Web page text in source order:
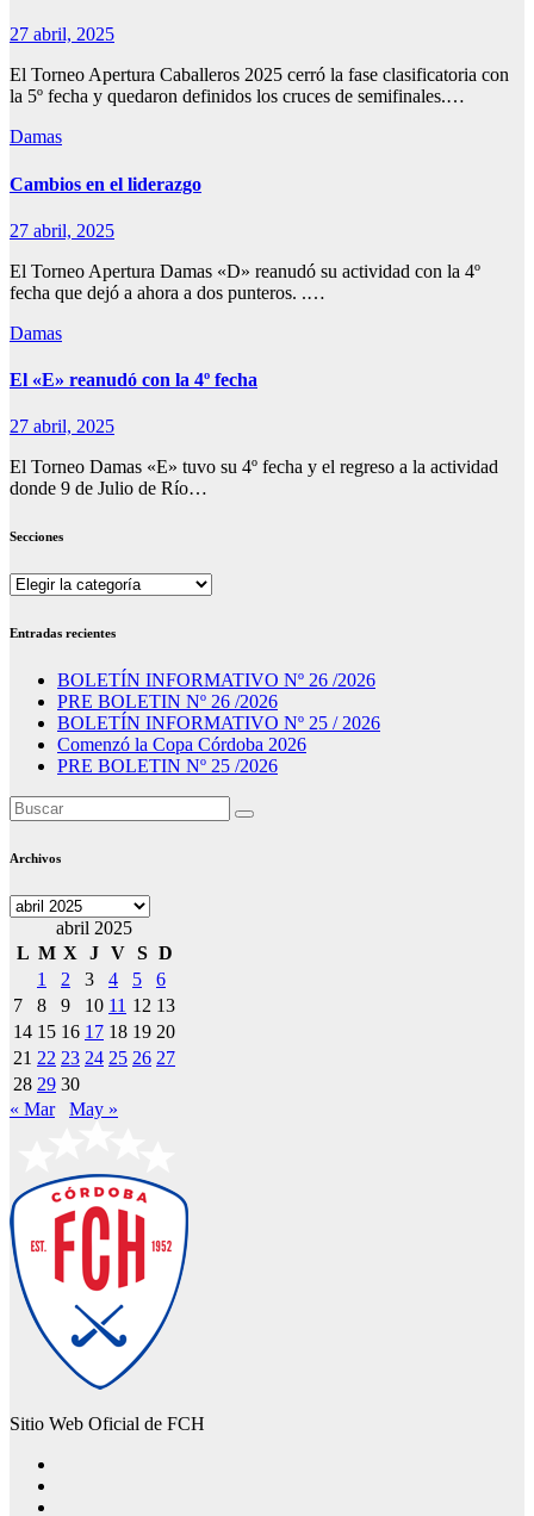
27 abril, 2025
El Torneo Apertura Caballeros 2025 cerró la fase clasificatoria con
la 5º fecha y quedaron definidos los cruces de semifinales.…
Damas
Cambios en el liderazgo
27 abril, 2025
El Torneo Apertura Damas «D» reanudó su actividad con la 4º
fecha que dejó a ahora a dos punteros. .…
Damas
El «E» reanudó con la 4º fecha
27 abril, 2025
El Torneo Damas «E» tuvo su 4º fecha y el regreso a la actividad
donde 9 de Julio de Río…
Secciones
Secciones
Entradas recientes
BOLETÍN INFORMATIVO Nº 26 /2026
PRE BOLETIN Nº 26 /2026
BOLETÍN INFORMATIVO Nº 25 / 2026
Comenzó la Copa Córdoba 2026
PRE BOLETIN Nº 25 /2026
Archivos
Archivos
abril 2025
L M X J V S D
1
2 3 4 5
6
7
8 9 10 11 12 13
14 15 16 17 18 19 20
21 22 23 24 25 26 27
28 29 30
« Mar
May »
Sitio Web Oficial de FCH